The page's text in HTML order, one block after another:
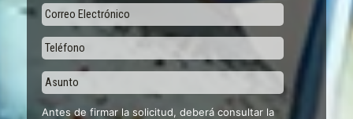
Antes de firmar la solicitud, deberá consultar la